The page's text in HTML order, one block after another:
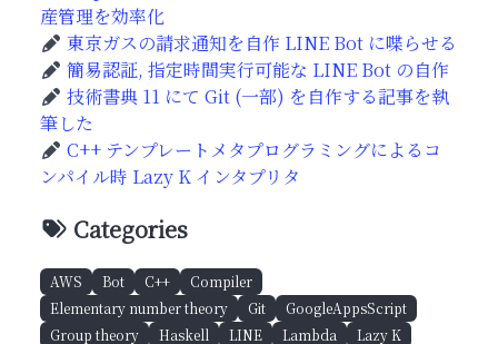
産管理を効率化
東京ガスの請求通知を自作 LINE Bot に喋らせる
簡易認証, 指定時間実行可能な LINE Bot の自作
技術書典 11 にて Git (一部) を自作する記事を執
筆した
C++ テンプレートメタプログラミングによるコ
ンパイル時 Lazy K インタプリタ
Categories
AWS Bot C++
Compiler
Elementary number theory
Git
GoogleAppsScript
Group theory
Haskell LINE Lambda
Lazy K